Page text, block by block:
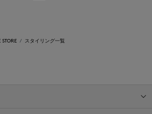
スタイリング一覧